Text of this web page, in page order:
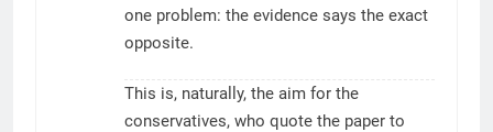
one problem: the evidence says the exact
opposite.
This is, naturally, the aim for the
conservatives, who quote the paper to